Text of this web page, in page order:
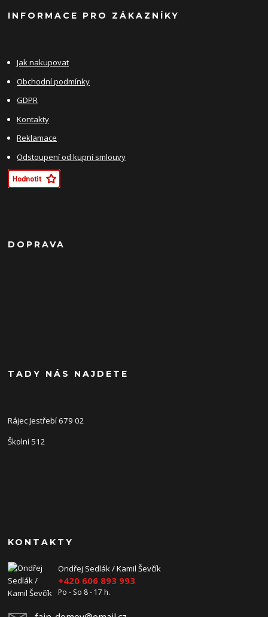
INFORMACE PRO ZÁKAZNÍKY
Jak nakupovat
Obchodní podmínky
GDPR
Kontakty
Reklamace
Odstoupení od kupní smlouvy
DOPRAVA
TADY NÁS NAJDETE
Rájec Jestřebí 679 02
Školní 512
KONTAKTY
Ondřej Sedlák / Kamil Ševčík
+420 606 893 993
Po - So 8 - 17 h.